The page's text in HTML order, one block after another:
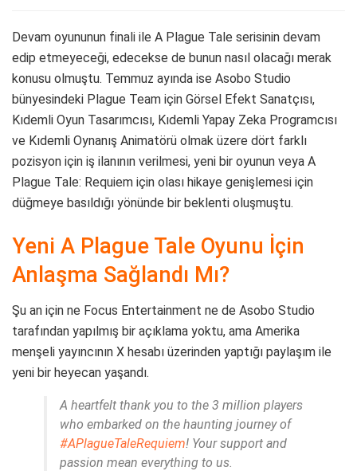
Devam oyununun finali ile A Plague Tale serisinin devam
edip etmeyeceği, edecekse de bunun nasıl olacağı merak
konusu olmuştu. Temmuz ayında ise Asobo Studio
bünyesindeki Plague Team için Görsel Efekt Sanatçısı,
Kıdemli Oyun Tasarımcısı, Kıdemli Yapay Zeka Programcısı
ve Kıdemli Oynanış Animatörü olmak üzere dört farklı
pozisyon için iş ilanının verilmesi, yeni bir oyunun veya A
Plague Tale: Requiem için olası hikaye genişlemesi için
düğmeye basıldığı yönünde bir beklenti oluşmuştu.
Yeni A Plague Tale Oyunu İçin
Anlaşma Sağlandı Mı?
Şu an için ne Focus Entertainment ne de Asobo Studio
tarafından yapılmış bir açıklama yoktu, ama Amerika
menşeli yayıncının X hesabı üzerinden yaptığı paylaşım ile
yeni bir heyecan yaşandı.
A heartfelt thank you to the 3 million players
who embarked on the haunting journey of
#APlagueTaleRequiem! Your support and
passion mean everything to us.